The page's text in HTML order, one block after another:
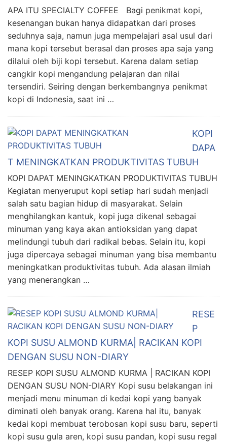
APA ITU SPECIALTY COFFEE Bagi penikmat kopi,
kesenangan bukan hanya didapatkan dari proses
seduhnya saja, namun juga mempelajari asal usul dari
mana kopi tersebut berasal dan proses apa saja yang
dilalui oleh biji kopi tersebut. Karena dalam setiap
cangkir kopi mengandung pelajaran dan nilai
tersendiri. Seiring dengan berkembangnya penikmat
kopi di Indonesia, saat ini …
KOPI
DAPA
T MENINGKATKAN PRODUKTIVITAS TUBUH
KOPI DAPAT MENINGKATKAN PRODUKTIVITAS TUBUH
Kegiatan menyeruput kopi setiap hari sudah menjadi
salah satu bagian hidup di masyarakat. Selain
menghilangkan kantuk, kopi juga dikenal sebagai
minuman yang kaya akan antioksidan yang dapat
melindungi tubuh dari radikal bebas. Selain itu, kopi
juga dipercaya sebagai minuman yang bisa membantu
meningkatkan produktivitas tubuh. Ada alasan ilmiah
yang menerangkan …
RESE
P
KOPI SUSU ALMOND KURMA| RACIKAN KOPI
DENGAN SUSU NON-DIARY
RESEP KOPI SUSU ALMOND KURMA | RACIKAN KOPI
DENGAN SUSU NON-DIARY Kopi susu belakangan ini
menjadi menu minuman di kedai kopi yang banyak
diminati oleh banyak orang. Karena hal itu, banyak
kedai kopi membuat terobosan kopi susu baru, seperti
kopi susu gula aren, kopi susu pandan, kopi susu regal